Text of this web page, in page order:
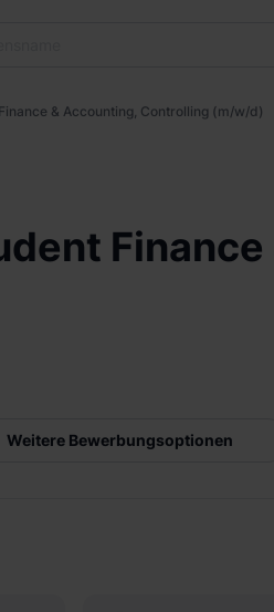
& Accounting, Controlling (m/w/d)
Weitere Bewerbungsoptionen